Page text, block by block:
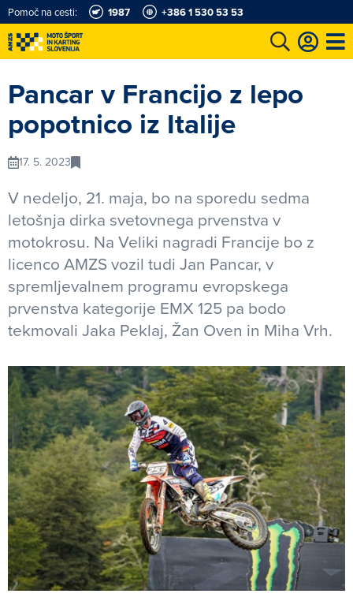
Pomoč na cesti: 1987 +386 1 530 53 53
Pancar v Francijo z lepo
popotnico iz Italije
17. 5. 2023
V nedeljo, 21. maja, bo na sporedu sedma
letošnja dirka svetovnega prvenstva v
motokrosu. Na Veliki nagradi Francije bo z
licenco AMZS vozil tudi Jan Pancar, v
spremljevalnem programu evropskega
prvenstva kategorije EMX 125 pa bodo
tekmovali Jaka Peklaj, Žan Oven in Miha Vrh.